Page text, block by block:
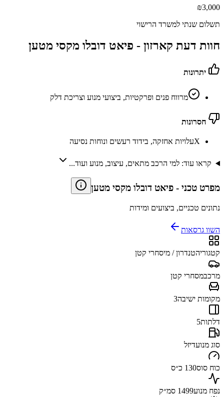
₪3,000
תשלום שנתי למשרד הרישוי
חוות דעת קארזון - פיאט דובלו מקסי מטען
יתרונות
מרווח פנים ופרקטיות, ביצועי מנוע וצריכת דלק
חסרונות
Xעלויות אחזקה, בידוד רעשים ונוחות נסיעה
קראו עוד: למי הרכב מתאים, עיצוב, מנוע ועוד...
מפרט טכני - פיאט דובלו מקסי מטען
נתונים טכניים, ביצועים ומידות
השוו גרסאות
קטגוריהטנדרון / מיסחרי קטן
מרכבמסחרי קטן
מקומות ישיבה3
דלתות5
סוג מנועדיזל
כוח סוס130 כ״ס
נפח מנוע1499 סמ״ק